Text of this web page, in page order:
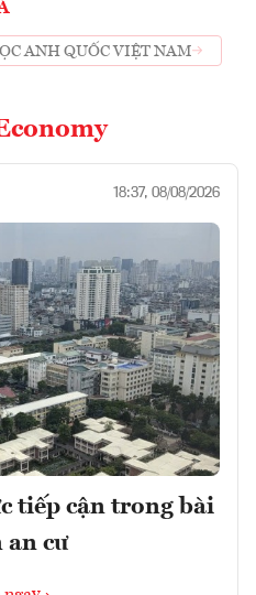
ANH QUỐC VIỆT NAM
18:37, 08/08/2026
tiếp cận trong bài
an cư